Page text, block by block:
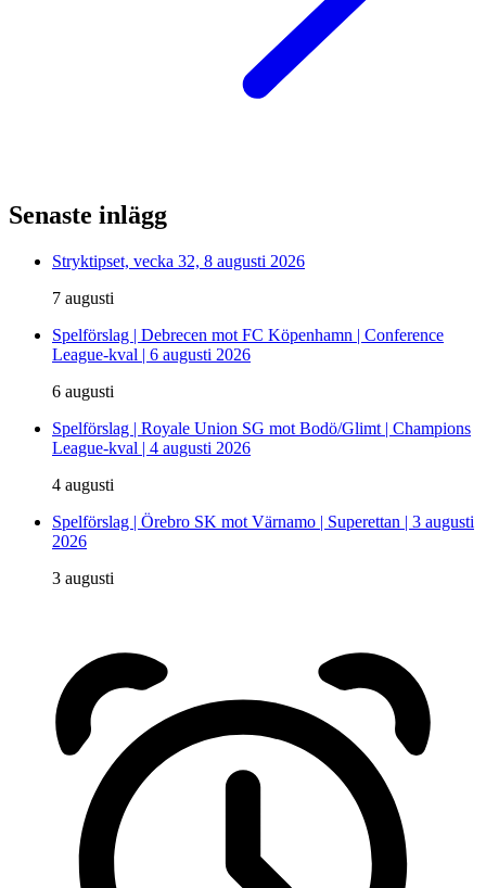
Senaste inlägg
Stryktipset, vecka 32, 8 augusti 2026
7 augusti
Spelförslag | Debrecen mot FC Köpenhamn | Conference
League-kval | 6 augusti 2026
6 augusti
Spelförslag | Royale Union SG mot Bodö/Glimt | Champions
League-kval | 4 augusti 2026
4 augusti
Spelförslag | Örebro SK mot Värnamo | Superettan | 3 augusti
2026
3 augusti